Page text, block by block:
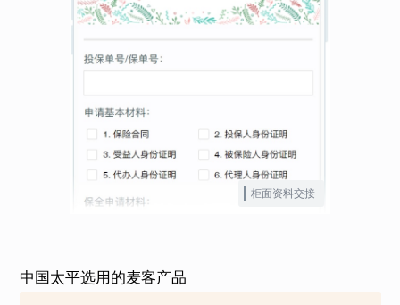
柜面资料交接
中国太平选用的麦客产品